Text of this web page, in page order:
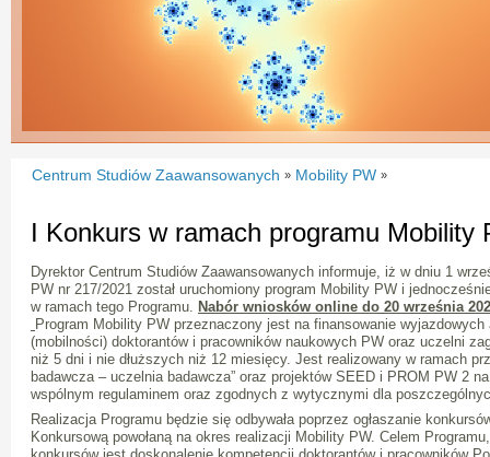
Centrum Studiów Zaawansowanych » Mobility PW »
I Konkurs w ramach programu Mobility
Dyrektor Centrum Studiów Zaawansowanych informuje, iż w dniu 1
PW nr 217/2021 został uruchomiony program Mobility PW i
w ramach tego Programu.
Nabór wniosków online do 20 września
Program Mobility PW przeznaczony jest na finansowanie
(mobilności) doktorantów i pracowników naukowych PW oraz uczelni
niż 5 dni i nie dłuższych niż 12 miesięcy. Jest realizowany w ramach
badawcza – uczelnia badawcza” oraz projektów SEED i PROM PW 2
wspólnym regulaminem oraz zgodnych z wytycznymi dla
Realizacja Programu będzie się odbywała poprzez ogłaszanie
Konkursową powołaną na okres realizacji Mobility PW. Celem